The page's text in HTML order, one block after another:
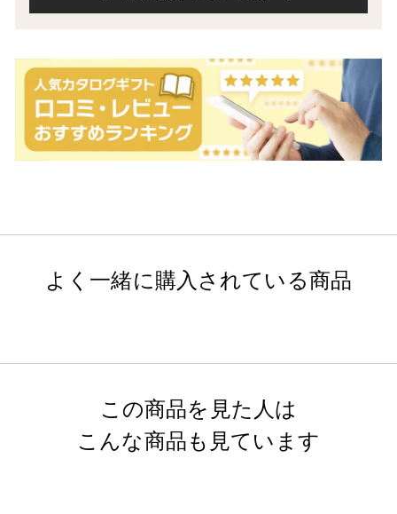
よく一緒に購入されている商品
この商品を見た人は
こんな商品も見ています